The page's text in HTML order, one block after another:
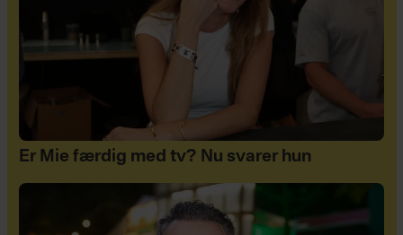
Er Mie færdig med tv? Nu svarer hun